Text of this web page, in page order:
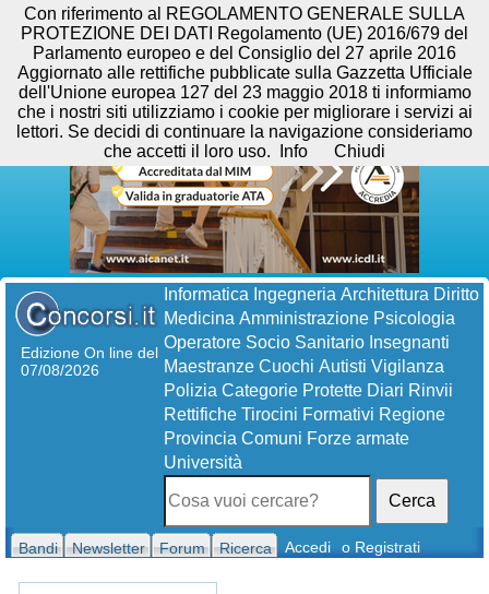
Edizione On line del
07/08/2026
Informatica Ingegneria Architettura Diritto
Medicina Amministrazione Psicologia
Operatore Socio Sanitario Insegnanti
Maestranze Cuochi Autisti Vigilanza
Polizia Categorie Protette Diari Rinvii
Rettifiche Tirocini Formativi Regione
Provincia Comuni Forze armate
Università
Cerca
Bandi Newsletter Forum Ricerca Accedi o Registrati
Con riferimento al REGOLAMENTO GENERALE SULLA
PROTEZIONE DEI DATI Regolamento (UE) 2016/679 del
Parlamento europeo e del Consiglio del 27 aprile 2016
Aggiornato alle rettifiche pubblicate sulla Gazzetta Ufficiale
dell'Unione europea 127 del 23 maggio 2018 ti informiamo
che i nostri siti utilizziamo i cookie per migliorare i servizi ai
lettori. Se decidi di continuare la navigazione consideriamo
che accetti il loro uso.
Info Chiudi